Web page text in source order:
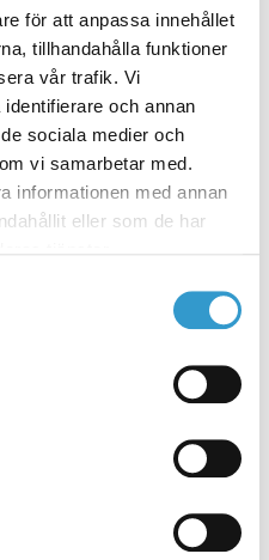
för att anpassa innehållet
tillhandahålla funktioner
vår trafik. Vi
och annan
sociala medier och
vi samarbetar med.
informationen med annan
eller som de har
Teglrød